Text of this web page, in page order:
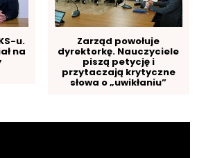
u.
na
Zarząd powołuje
dyrektorkę. Nauczyciele
piszą petycję i
przytaczają krytyczne
słowa o „uwikłaniu”